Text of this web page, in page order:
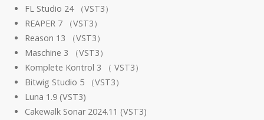
FL Studio 24 （VST3）
REAPER 7 （VST3）
Reason 13 （VST3）
Maschine 3 （VST3）
Komplete Kontrol 3 （ VST3）
Bitwig Studio 5 （VST3）
Luna 1.9 (VST3)
Cakewalk Sonar 2024.11 (VST3)